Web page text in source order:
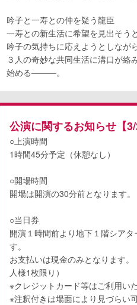
吟子と一寿との仲を疑う龍臣
一寿との新生活に希望を見出そう
吟子の気持ちに応えようとしなが
３人の奇妙な共同生活に溝口が絡
始める―――。
公演に関するお知らせ【3/
○上演時間
1時間45分予定（休憩なし）
○開場時間
開場は開演の30分前となります。
○当日券
開演１時間前より地下１階シア
す。
お支払いは現金のみとなります
人様1枚限り）
※クレジットカード等はご利用い
※注釈付きは場面により見づらい